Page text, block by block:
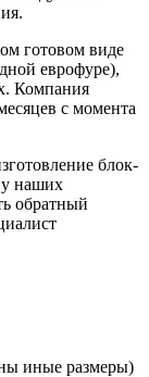
готовом виде
еврофуре),
Компания
с момента
блок-
у наших
обратный
иные размеры)